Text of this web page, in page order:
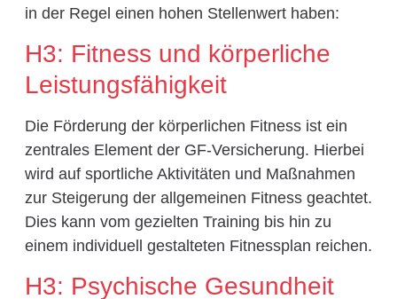
in der Regel einen hohen Stellenwert haben:
H3: Fitness und körperliche
Leistungsfähigkeit
Die Förderung der körperlichen Fitness ist ein
zentrales Element der GF-Versicherung. Hierbei
wird auf sportliche Aktivitäten und Maßnahmen
zur Steigerung der allgemeinen Fitness geachtet.
Dies kann vom gezielten Training bis hin zu
einem individuell gestalteten Fitnessplan reichen.
H3: Psychische Gesundheit